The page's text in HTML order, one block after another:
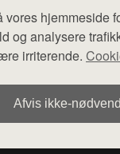
vores hjemmeside
og analysere
irriterende.
Afvis
sælges ikke varer